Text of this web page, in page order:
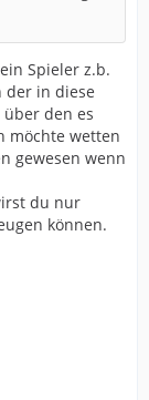
Spieler z.b.
der in diese
den es
möchte wetten
gewesen wenn
du nur
können.